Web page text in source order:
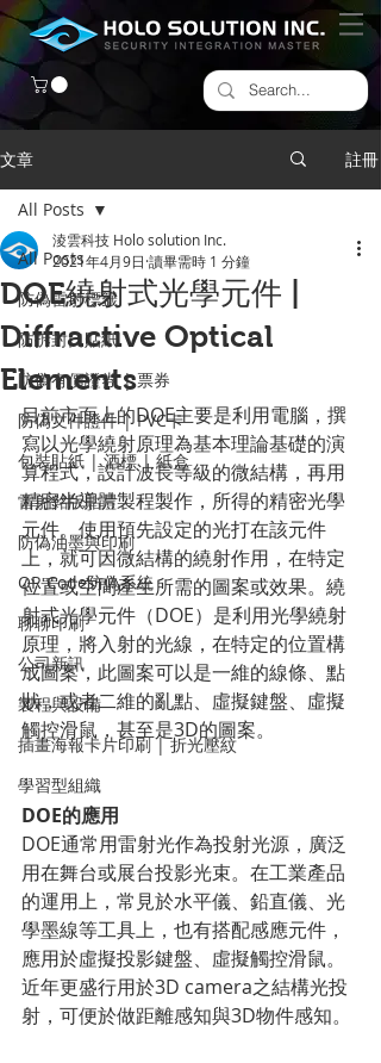
文章 註冊
All Posts
防偽雷射標籤
​防拆封口貼紙
防偽有價證券 | 票券
防偽文件證件 | PVC卡
包裝貼紙 | 酒標 | 紙盒
雷射銘版貼片
防偽油墨與印刷
QR Code防偽系統
聊聊印刷
公司新訊
製程與設備
插畫海報卡片印刷 | 折光壓紋
學習型組織
All Posts
DOE繞射式光學元件 |
Diffractive Optical
Elements
淩雲科技 Holo solution Inc.
2021年4月9日 讀畢需時 1 分鐘
目前市面上的DOE主要是利用電腦，撰
寫以光學繞射原理為基本理論基礎的演
算程式，設計波長等級的微結構，再用
精密半導體製程製作，所得的精密光學
元件。使用預先設定的光打在該元件
上，就可因微結構的繞射作用，在特定
位置或空間產生所需的圖案或效果。繞
射式光學元件（DOE）是利用光學繞射
原理，將入射的光線，在特定的位置構
成圖案，此圖案可以是一維的線條、點
狀，或者二維的亂點、虛擬鍵盤、虛擬
觸控滑鼠，甚至是3D的圖案。
DOE的應用
DOE通常用雷射光作為投射光源，廣泛
用在舞台或展台投影光束。在工業產品
的運用上，常見於水平儀、鉛直儀、光
學墨線等工具上，也有搭配感應元件，
應用於虛擬投影鍵盤、虛擬觸控滑鼠。
近年更盛行用於3D camera之結構光投
射，可便於做距離感知與3D物件感知。